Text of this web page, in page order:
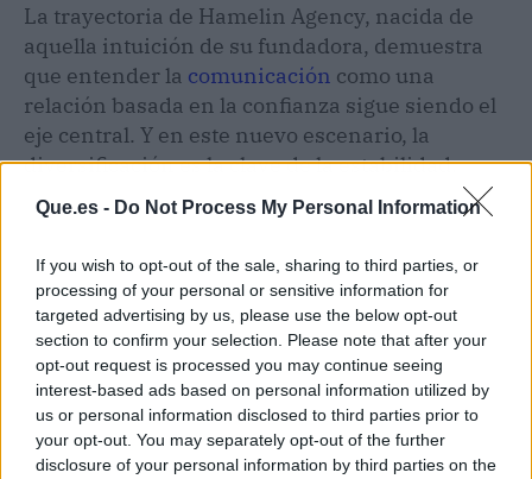
Que.es - Do Not Process My Personal Information
If you wish to opt-out of the sale, sharing to third parties, or
processing of your personal or sensitive information for
targeted advertising by us, please use the below opt-out
section to confirm your selection. Please note that after your
opt-out request is processed you may continue seeing
interest-based ads based on personal information utilized by
us or personal information disclosed to third parties prior to
your opt-out. You may separately opt-out of the further
disclosure of your personal information by third parties on the
La trayectoria de Hamelin Agency, nacida de
aquella intuición de su fundadora, demuestra
que entender la comunicación como una
relación basada en la confianza sigue siendo el
eje central. Y en este nuevo escenario, la
diversificación es la clave de la estabilidad.